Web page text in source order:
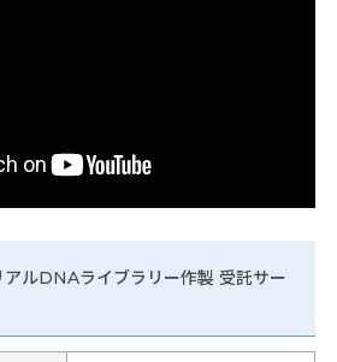
アルDNAライブラリー作製 受託サー